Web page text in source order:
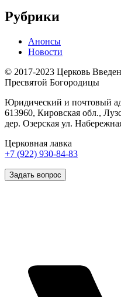
Рубрики
Анонсы
Новости
© 2017-2023 Церковь
Пресвятой Богородицы
Юридический и почтовый
613960, Кировская обл.,
дер. Озерская ул.
Церковная лавка
+7 (922) 930-84-83
Задать вопрос